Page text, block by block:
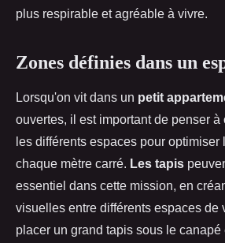
plus respirable et agréable à vivre.
Zones définies dans un
Lorsqu'on vit dans un petit
ouvertes, il est important de penser
les différents espaces pour
chaque mètre carré. Les tapis
essentiel dans cette mission, en
visuelles entre différents espaces de
placer un grand tapis sous le